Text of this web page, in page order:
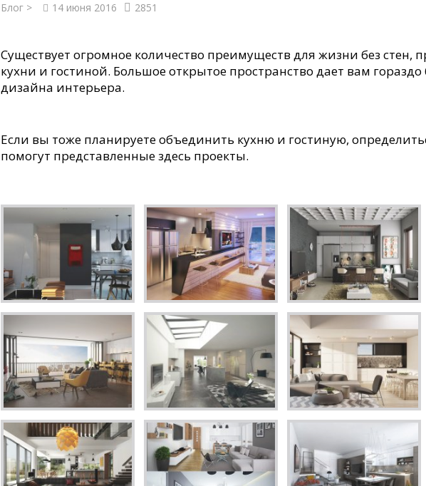
Блог > 14 июня 2016 2851
Существует огромное количество преимуществ для жизни без стен,
кухни и гостиной. Большое открытое пространство дает вам
дизайна интерьера.
Если вы тоже планируете объединить кухню и гостиную,
помогут представленные здесь проекты.